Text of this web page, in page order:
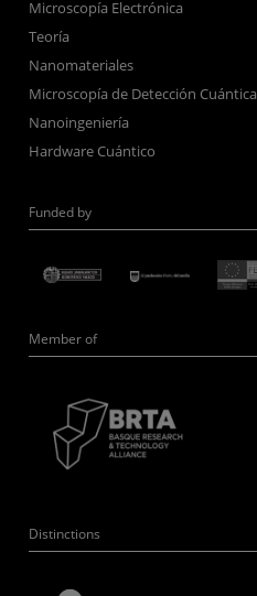
Microscopía Electrónica
Teoría
Nanomateriales
Microscopía de Detección Cuántica
Nanoingeniería
Hardware Cuántico
Funded by
Member of
Distinctions